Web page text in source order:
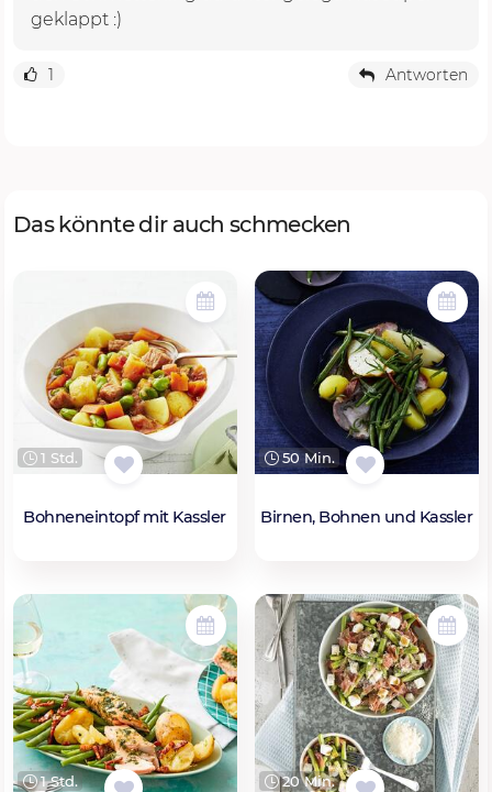
geklappt :)
1 Antworten
Das könnte dir auch schmecken
1 Std.
Bohneneintopf mit Kassler
50 Min.
Birnen, Bohnen und Kassler
1 Std. 20 Min.